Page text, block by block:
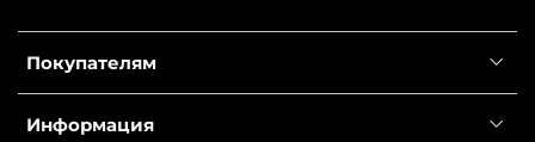
Покупателям
Информация